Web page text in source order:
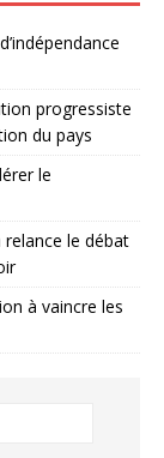
progressiste
du pays
le
relance le débat
à vaincre les